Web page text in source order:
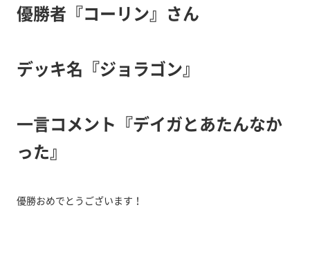
優勝者『コーリン』さん
デッキ名『ジョラゴン』
一言コメント『デイガとあたんなか
った』
優勝おめでとうございます！